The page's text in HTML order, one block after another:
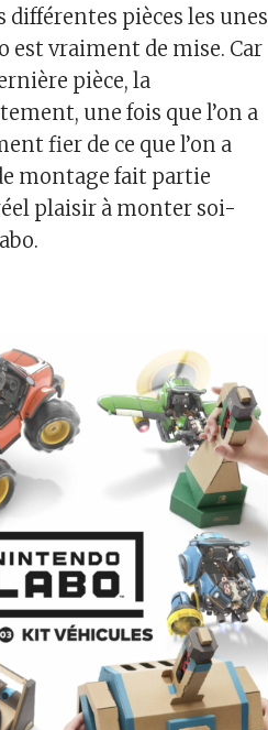
différentes pièces les unes
est vraiment de mise. Car
pièce, la
une fois que l’on a
fier de ce que l’on a
montage fait partie
plaisir à monter soi-